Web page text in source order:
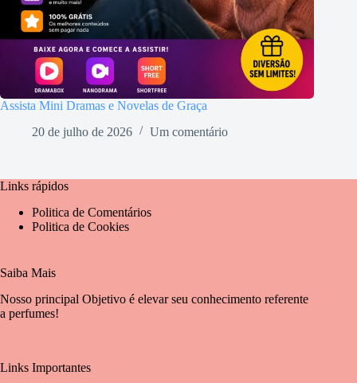
Assista Mini Dramas e Novelas de Graça
20 de julho de 2026
Um comentário
Links rápidos
Politica de Comentários
Politica de Cookies
Saiba Mais
Nosso principal Objetivo é elevar seu conhecimento referente
a perfumes!
Links Importantes